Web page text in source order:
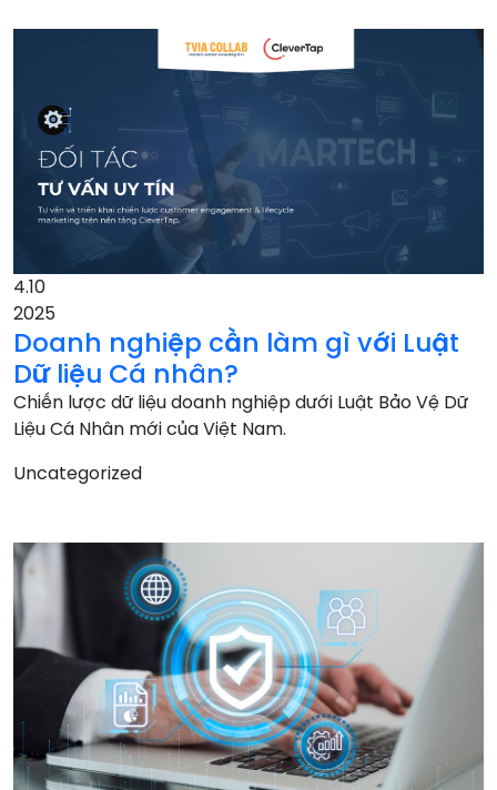
4.10
2025
Doanh nghiệp cần làm gì với Luật
Dữ liệu Cá nhân?
Chiến lược dữ liệu doanh nghiệp dưới Luật Bảo Vệ Dữ
Liệu Cá Nhân mới của Việt Nam.
Uncategorized